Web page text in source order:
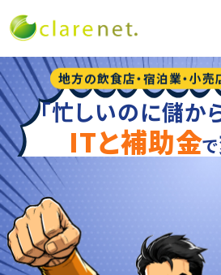
地方の飲食店・宿泊業・小
「忙しいのに儲か
ITと補助金で